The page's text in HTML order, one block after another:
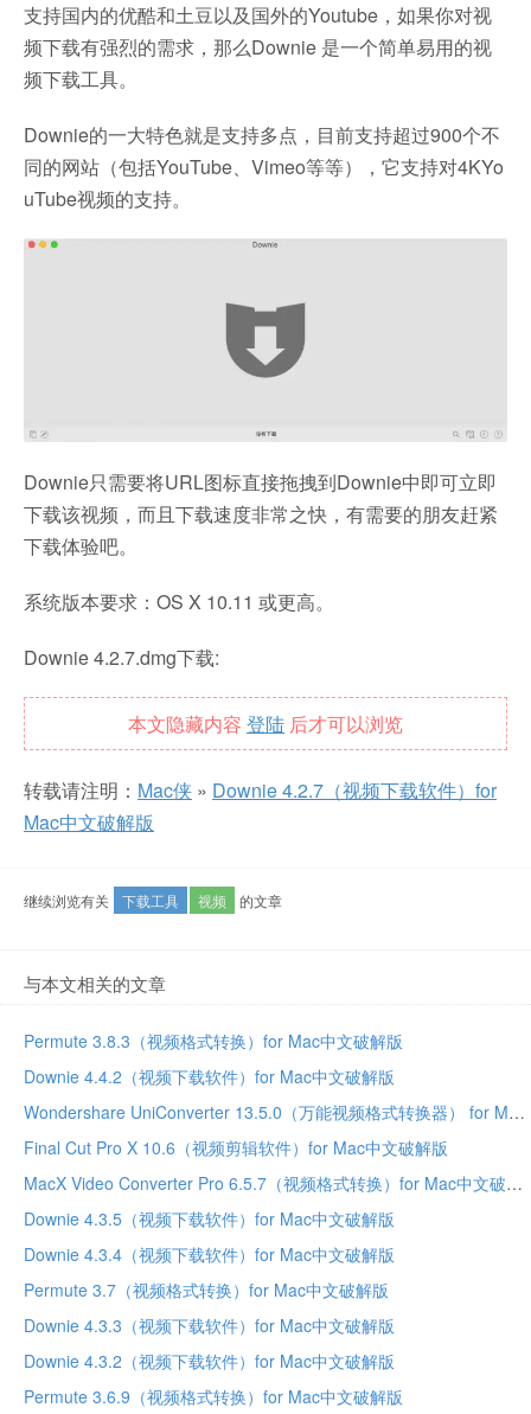
支持国内的优酷和土豆以及国外的Youtube，如果你对视
频下载有强烈的需求，那么Downie 是一个简单易用的视
频下载工具。
Downie的一大特色就是支持多点，目前支持超过900个不
同的网站（包括YouTube、Vimeo等等），它支持对4KYo
uTube视频的支持。
Downie只需要将URL图标直接拖拽到Downie中即可立即
下载该视频，而且下载速度非常之快，有需要的朋友赶紧
下载体验吧。
系统版本要求：OS X 10.11 或更高。
Downie 4.2.7.dmg下载:
本文隐藏内容 登陆 后才可以浏览
转载请注明： Mac侠 » Downie 4.2.7（视频下载软件）for
Mac中文破解版
继续浏览有关 下载工具 视频 的文章
与本文相关的文章
Permute 3.8.3（视频格式转换）for Mac中文破解版
Downie 4.4.2（视频下载软件）for Mac中文破解版
Wondershare UniConverter 13.5.0（万能视频格式转换器） for Mac中文破解版
Final Cut Pro X 10.6（视频剪辑软件）for Mac中文破解版
MacX Video Converter Pro 6.5.7（视频格式转换）for Mac中文破解版
Downie 4.3.5（视频下载软件）for Mac中文破解版
Downie 4.3.4（视频下载软件）for Mac中文破解版
Permute 3.7（视频格式转换）for Mac中文破解版
Downie 4.3.3（视频下载软件）for Mac中文破解版
Downie 4.3.2（视频下载软件）for Mac中文破解版
Permute 3.6.9（视频格式转换）for Mac中文破解版